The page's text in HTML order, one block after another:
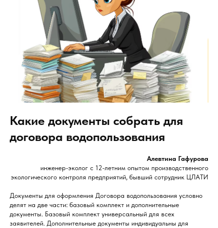
Какие документы собрать для
договора водопользования
Алевтина Гафурова
инженер-эколог с 12-летним опытом производственного
экологического контроля предприятий, бывший сотрудник ЦЛАТИ
Документы для оформления Договора водопользования условно
делят на две части: базовый комплект и дополнительные
документы. Базовый комплект универсальный для всех
заявителей. Дополнительные документы индивидуальны для